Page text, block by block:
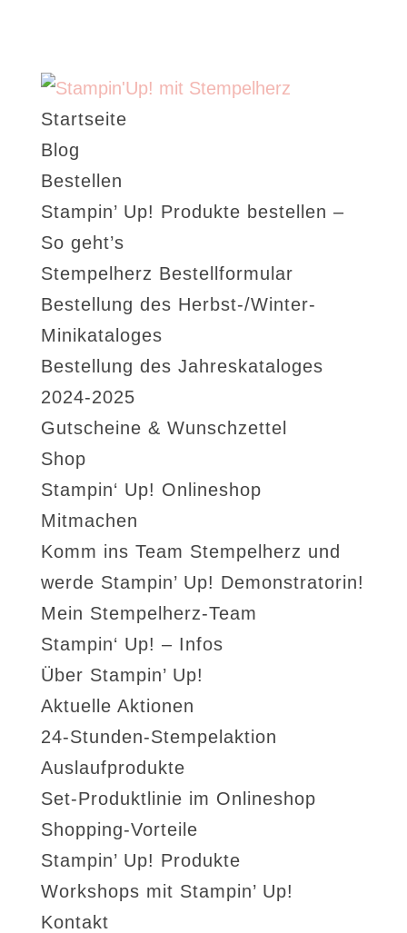
Startseite
Blog
Bestellen
Stampin’ Up! Produkte bestellen –
So geht’s
Stempelherz Bestellformular
Bestellung des Herbst-/Winter-
Minikataloges
Bestellung des Jahreskataloges
2024-2025
Gutscheine & Wunschzettel
Shop
Stampin‘ Up! Onlineshop
Mitmachen
Komm ins Team Stempelherz und
werde Stampin’ Up! Demonstratorin!
Mein Stempelherz-Team
Stampin‘ Up! – Infos
Über Stampin’ Up!
Aktuelle Aktionen
24-Stunden-Stempelaktion
Auslaufprodukte
Set-Produktlinie im Onlineshop
Shopping-Vorteile
Stampin’ Up! Produkte
Workshops mit Stampin’ Up!
Kontakt